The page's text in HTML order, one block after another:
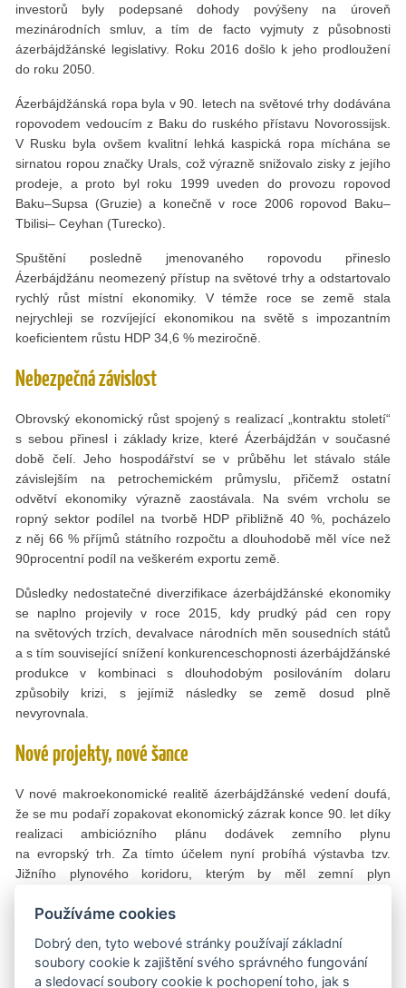
investorů byly podepsané dohody povýšeny na úroveň
mezinárodních smluv, a tím de facto vyjmuty z působnosti
ázerbájdžánské legislativy. Roku 2016 došlo k jeho prodloužení
do roku 2050.
Ázerbájdžánská ropa byla v 90. letech na světové trhy dodávána
ropovodem vedoucím z Baku do ruského přístavu Novorossijsk.
V Rusku byla ovšem kvalitní lehká kaspická ropa míchána se
sirnatou ropou značky Urals, což výrazně snižovalo zisky z jejího
prodeje, a proto byl roku 1999 uveden do provozu ropovod
Baku–Supsa (Gruzie) a konečně v roce 2006 ropovod Baku–
Tbilisi– Ceyhan (Turecko).
Spuštění posledně jmenovaného ropovodu přineslo
Ázerbájdžánu neomezený přístup na světové trhy a odstartovalo
rychlý růst místní ekonomiky. V témže roce se země stala
nejrychleji se rozvíjející ekonomikou na světě s impozantním
koeficientem růstu HDP 34,6 % meziročně.
Nebezpečná závislost
Obrovský ekonomický růst spojený s realizací „kontraktu století“
s sebou přinesl i základy krize, které Ázerbájdžán v současné
době čelí. Jeho hospodářství se v průběhu let stávalo stále
závislejším na petrochemickém průmyslu, přičemž ostatní
odvětví ekonomiky výrazně zaostávala. Na svém vrcholu se
ropný sektor podílel na tvorbě HDP přibližně 40 %, pocházelo
z něj 66 % příjmů státního rozpočtu a dlouhodobě měl více než
90procentní podíl na veškerém exportu země.
Důsledky nedostatečné diverzifikace ázerbájdžánské ekonomiky
se naplno projevily v roce 2015, kdy prudký pád cen ropy
na světových trzích, devalvace národních měn sousedních států
a s tím související snížení konkurenceschopnosti ázerbájdžánské
produkce v kombinaci s dlouhodobým posilováním dolaru
způsobily krizi, s jejímiž následky se země dosud plně
nevyrovnala.
Nové projekty, nové šance
V nové makroekonomické realitě ázerbájdžánské vedení doufá,
že se mu podaří zopakovat ekonomický zázrak konce 90. let díky
realizaci ambiciózního plánu dodávek zemního plynu
na evropský trh. Za tímto účelem nyní probíhá výstavba tzv.
Jižního plynového koridoru, kterým by měl zemní plyn
Celkové náklady na realizaci projektu jsou odhadovány na 45
USD). První část projektu, plynovod TANAP, který přivede okolo 6
mld. m³ kaspického plynu ročně do Turecka, by měla být
Používáme cookies
Dobrý den, tyto webové stránky používají základní
soubory cookie k zajištění svého správného fungování
a sledovací soubory cookie k pochopení toho, jak s